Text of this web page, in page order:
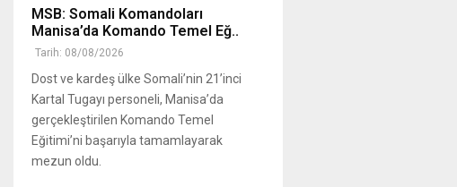
MSB: Somali Komandoları
Manisa’da Komando Temel Eğ..
Tarih: 08/08/2026
Dost ve kardeş ülke Somali’nin 21’inci
Kartal Tugayı personeli, Manisa’da
gerçekleştirilen Komando Temel
Eğitimi’ni başarıyla tamamlayarak
mezun oldu.